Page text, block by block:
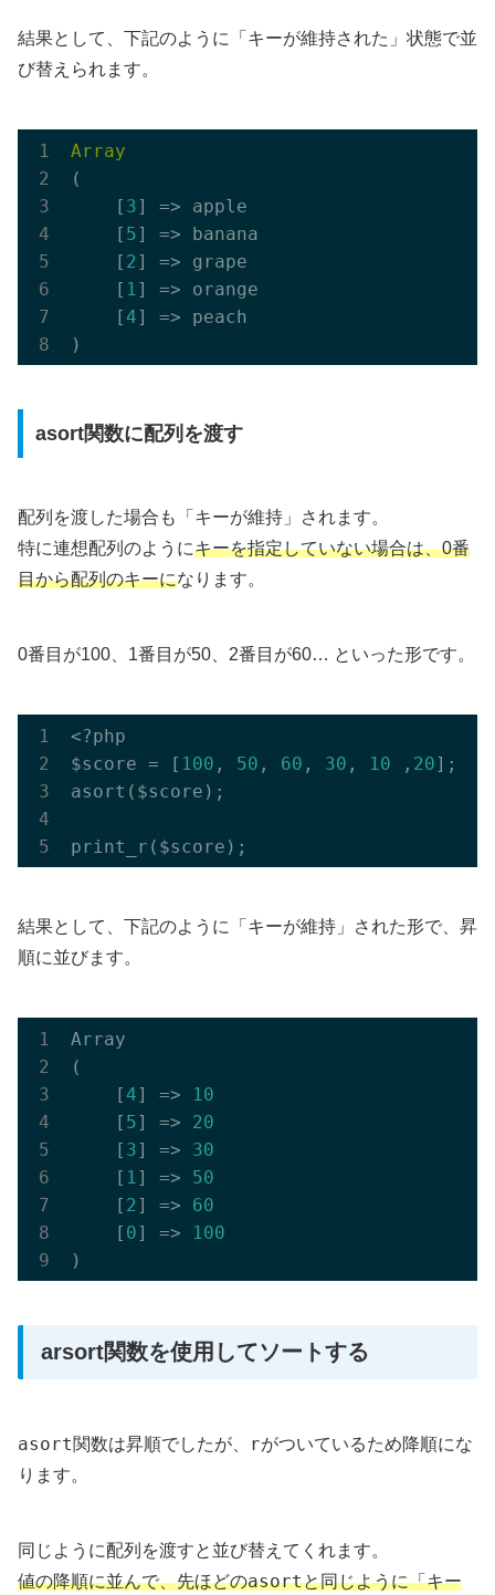
結果として、下記のように「キーが維持された」状態で並
び替えられます。
Array
(
    [
3] => apple
    [
5] => banana
    [
2] => grape
    [
1] => orange
    [
4] => peach
asort関数に配列を渡す
配列を渡した場合も「キーが維持」されます。
特に連想配列のようにキーを指定していない場合は、0番
目から配列のキーになります。
0番目が100、1番目が50、2番目が60… といった形です。
<?php
$score = [ 100 , 50 , 60 , 30 , 10 , 20];
asort($score);
結果として、下記のように「キーが維持」された形で、昇
順に並びます。
Array
(
    [
4] =>
10
    [
5] => 20
    [
3] => 30
    [
1 ] => 50
    [
2 ] => 60
    [
0] =>
100
arsort関数を使用してソートする
asort関数は昇順でしたが、 rがついているため降順にな
ります。
同じように配列を渡すと並び替えてくれます。
値の降順に並んで、先ほどのasortと同じように「キー